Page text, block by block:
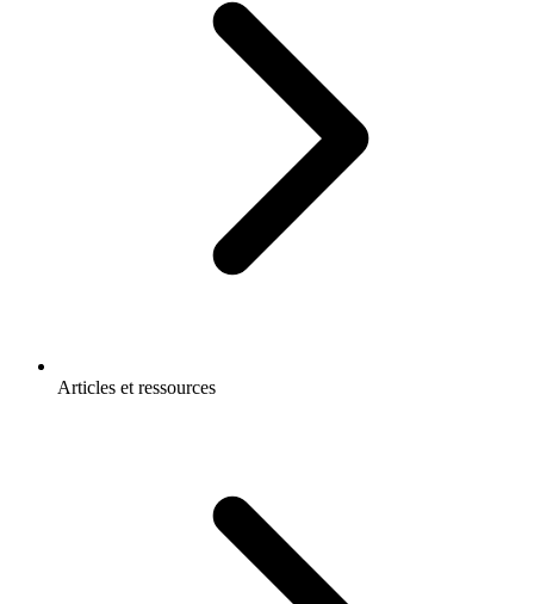
Articles et ressources